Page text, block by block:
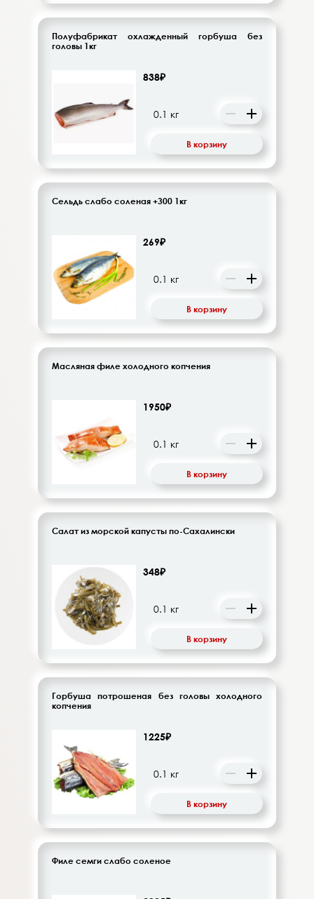
Полуфабрикат охлажденный горбуша без
головы 1кг
838₽
В корзину
Сельдь слабо соленая +300 1кг
269₽
В корзину
Масляная филе холодного копчения
1950₽
В корзину
Салат из морской капусты по-Сахалински
348₽
В корзину
Горбуша потрошеная без головы холодного
копчения
1225₽
В корзину
Филе семги слабо соленое